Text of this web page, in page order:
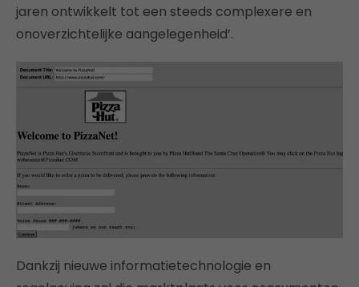
jaren ontwikkelt tot een steeds complexere en
onoverzichtelijke aangelegenheid’.
Dankzij nieuwe informatietechnologie en